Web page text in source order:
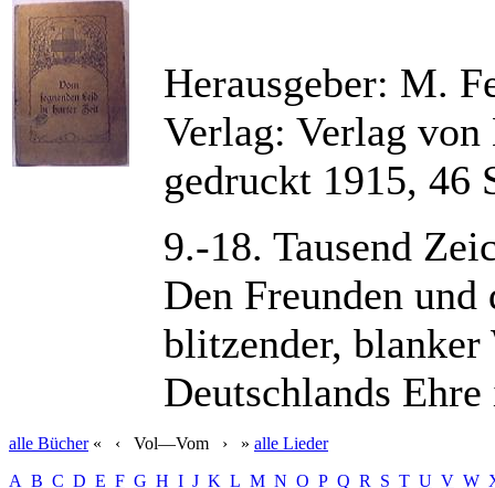
Herausgeber: M.
Verlag: Verlag von
gedruckt 1915, 46
9.-18. Tausend
Den Freunden
blitzender, blanker
Deutschlands
alle Bücher« ‹ Vol—Vom › » alle Lieder
A B C D E F G H I J K L M N O P Q R S T U V W